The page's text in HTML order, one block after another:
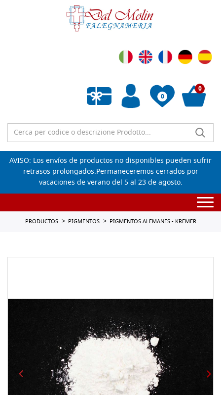
0
Lista de deseos vacía
0
AVISO: Los envíos de productos no disponibles pueden sufrir
retrasos prolongados.Permaneceremos cerrados por
vacaciones de verano del 5 al 23 de agosto.
PRODUCTOS PIGMENTOS PIGMENTOS ALEMANES - KREMER